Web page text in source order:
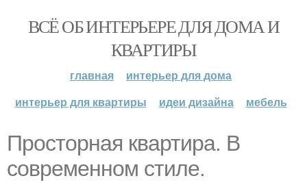
ВСЁ ОБ ИНТЕРЬЕРЕ ДЛЯ ДОМА И
КВАРТИРЫ
главная
интерьер для дома
интерьер для квартиры
идеи дизайна мебель
Просторная квартира. В
современном стиле.